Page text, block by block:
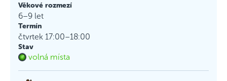
Věkové rozmezí
6–9 let
Termín
čtvrtek 17:00–18:00
Stav
volná místa